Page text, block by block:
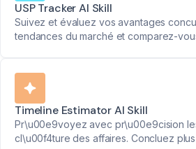
USP Tracker AI Skill
Suivez et évaluez vos avantages
tendances du marché et comparez-
Timeline Estimator AI Skill
Pr\u00e9voyez avec pr\u00e9cision
cl\u00f4ture des affaires. Concluez